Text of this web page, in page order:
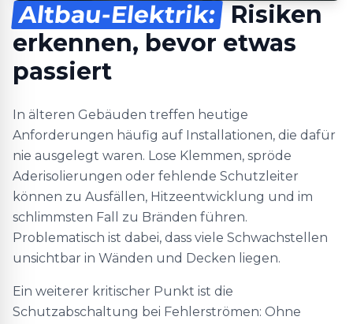
Altbau-Elektrik: Risiken
erkennen, bevor etwas
passiert
In älteren Gebäuden treffen heutige
Anforderungen häufig auf Installationen, die dafür
nie ausgelegt waren. Lose Klemmen, spröde
Aderisolierungen oder fehlende Schutzleiter
können zu Ausfällen, Hitzeentwicklung und im
schlimmsten Fall zu Bränden führen.
Problematisch ist dabei, dass viele Schwachstellen
unsichtbar in Wänden und Decken liegen.
Ein weiterer kritischer Punkt ist die
Schutzabschaltung bei Fehlerströmen: Ohne